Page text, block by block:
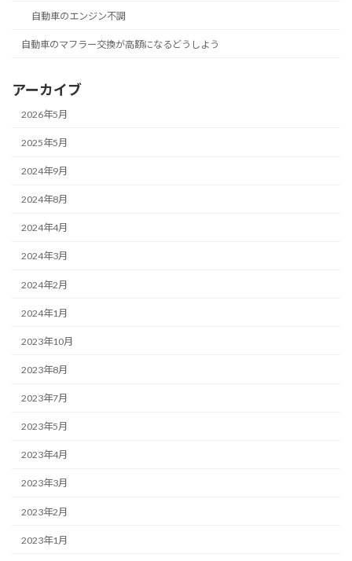
自動車のエンジン不調
自動車のマフラー交換が高額になるどうしよう
アーカイブ
2026年5月
2025年5月
2024年9月
2024年8月
2024年4月
2024年3月
2024年2月
2024年1月
2023年10月
2023年8月
2023年7月
2023年5月
2023年4月
2023年3月
2023年2月
2023年1月